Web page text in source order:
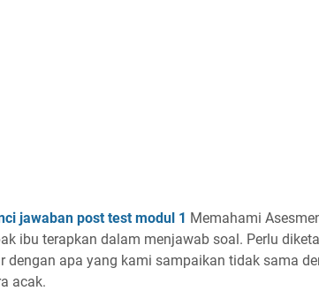
jawaban post test modul 1 Memahami
ibu terapkan dalam menjawab soal. Perlu
dengan apa yang kami sampaikan tidak sama
acak.